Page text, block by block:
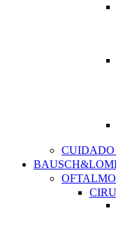
CUIDADO